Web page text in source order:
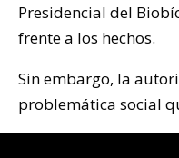
Presidencial del
frente a los hechos.
Sin embargo, la
problemática social